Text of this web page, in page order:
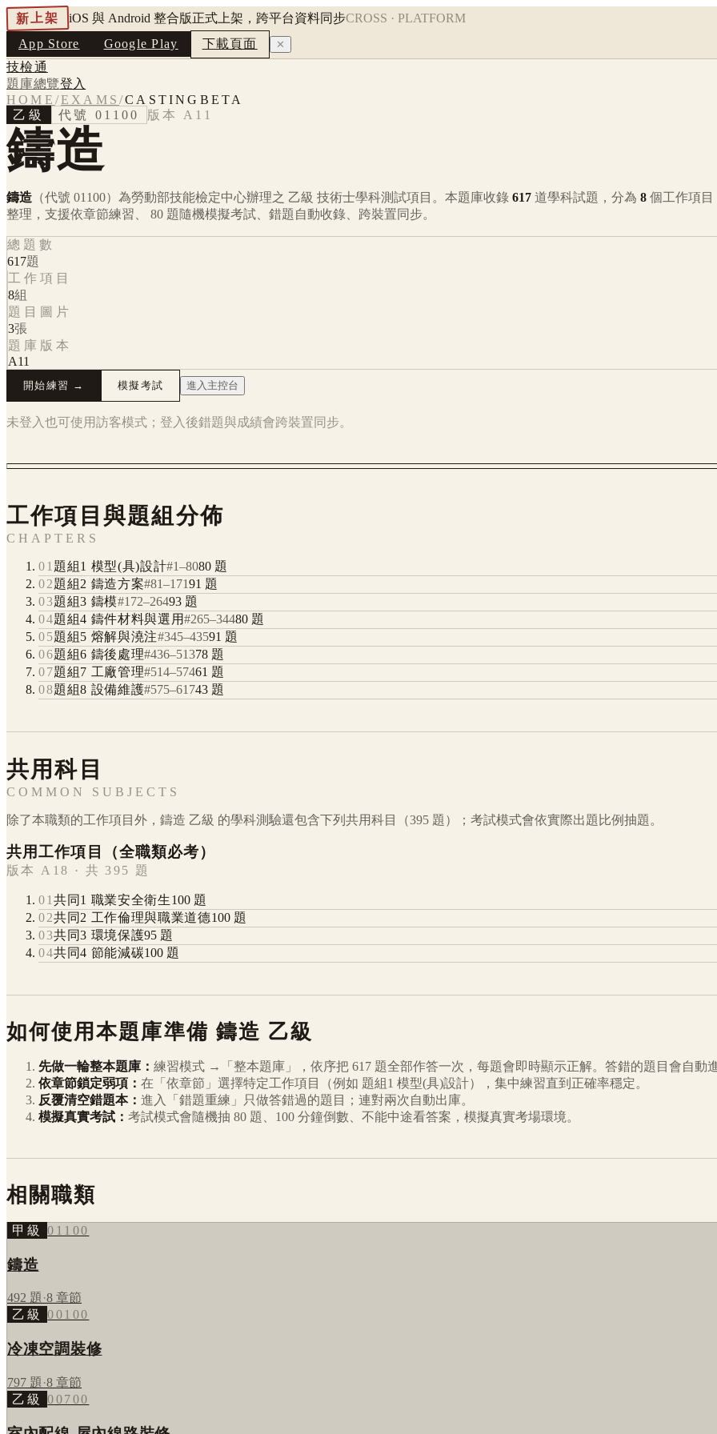
新上架 iOS 與 Android 整合版正式上架，跨平台資料同步CROSS · PLATFORM
App Store
Google Play 下載頁面 ✕
技檢通
題庫總覽登入
HOME /EXAMS/CASTINGBETA
乙級
代號 01100 版本 A11
鑄造
鑄造 （代號 01100） 為勞動部技能檢定中心辦理之 乙級 技術士學科測試項目。本題庫收錄 617 道學科試題，分為 8 個工作項目
整理，支援依章節練習、 80 題隨機模擬考試、錯題自動收錄、跨裝置同步。
總題數
617題
工作項目
8組
題目圖片
3張
題庫版本
A11
開始練習 → 模擬考試 進入主控台
未登入也可使用訪客模式；登入後錯題與成績會跨裝置同步。
工作項目與題組分佈
CHAPTERS
01 題組1 模型(具)設計#1–8080 題
02題組2 鑄造方案#81–17191 題
03題組3 鑄模#172–26493 題
04題組4 鑄件材料與選用#265–34480 題
05題組5 熔解與澆注#345–43591 題
06題組6 鑄後處理#436–51378 題
07題組7 工廠管理#514–57461 題
08題組8 設備維護#575–61743 題
共用科目
COMMON SUBJECTS
除了本職類的工作項目外， 鑄造 乙級 的學科測驗還包含下列共用科目（395 題）；考試模式會依實際出題比例抽題。
共用工作項目（全職類必考）
版本 A18 · 共 395 題
01共同1 職業安全衛生100題
02共同2 工作倫理與職業道德100題
03共同3 環境保護95 題
04共同4 節能減碳100 題
如何使用本題庫準備 鑄造 乙級
先做一輪整本題庫： 練習模式 →「整本題庫」，依序把 617 題全部作答一次，每題會即時顯示正解。答錯的題目會自動
依章節鎖定弱項： 在「依章節」選擇特定工作項目（例如 題組1 模型(具)設計），集中練習直到正確率穩定。
反覆清空錯題本： 進入「錯題重練」只做答錯過的題目；連對兩次自動出庫。
模擬真實考試： 考試模式會隨機抽 80 題、100 分鐘倒數、不能中途看答案，模擬真實考場環境。
相關職類
甲級 01100
鑄造
492 題 ·8 章節
乙級
00100
冷凍空調裝修
797 題 ·8 章節
乙級
00700